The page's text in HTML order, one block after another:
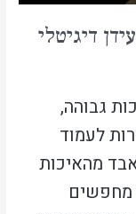
דיגיטלי
גבוהה,
לעמוד
מהאיכות
מחפשים